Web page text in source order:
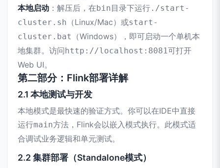
本地启动 ：解压后，在 bin目录下运行./start-
cluster.sh （Linux/Mac）或start-
cluster.bat
（Windows），即可启动一个单机本
地集群。访问 http://localhost:8081可打开
Web UI。
第二部分：Flink部署详解
2.1 本地测试与开发
本地模式是最快速的验证方式。你可以在IDE中直接
运行main方法，Flink会以嵌入模式执行。此模式适
合调试业务逻辑和单元测试。
2.2 集群部署（Standalone模式）